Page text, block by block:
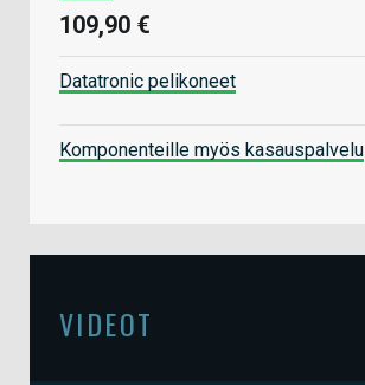
109,90 €
Datatronic pelikoneet
Komponenteille myös kasauspalvelu
VIDEOT